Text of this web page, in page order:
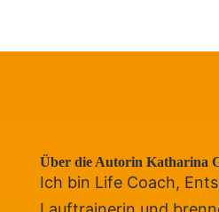
Über die Autorin Katharina
Ich bin Life Coach,